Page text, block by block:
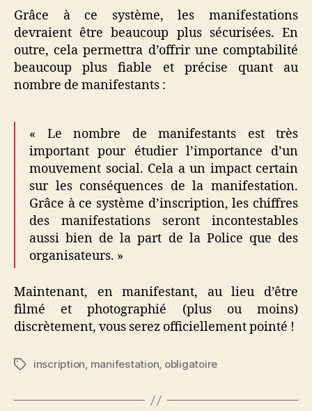
Grâce à ce système, les manifestations
devraient être beaucoup plus sécurisées. En
outre, cela permettra d’offrir une comptabilité
beaucoup plus fiable et précise quant au
nombre de manifestants :
« Le nombre de manifestants est très
important pour étudier l’importance d’un
mouvement social. Cela a un impact certain
sur les conséquences de la manifestation.
Grâce à ce système d’inscription, les chiffres
des manifestations seront incontestables
aussi bien de la part de la Police que des
organisateurs. »
Maintenant, en manifestant, au lieu d’être
filmé et photographié (plus ou moins)
discrètement, vous serez officiellement pointé !
Étiquettes
inscription, manifestation, obligatoire